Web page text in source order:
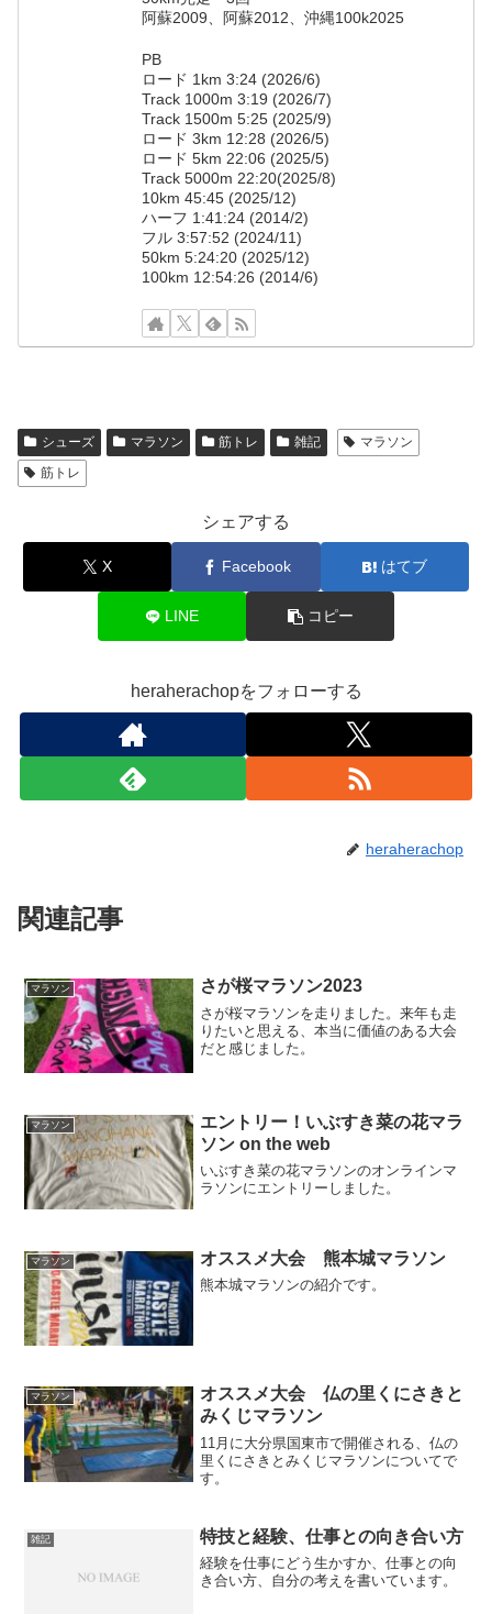
阿蘇2009、阿蘇2012、沖縄100k2025
PB
ロード 1km 3:24 (2026/6)
Track 1000m 3:19 (2026/7)
Track 1500m 5:25 (2025/9)
ロード 3km 12:28 (2026/5)
ロード 5km 22:06 (2025/5)
Track 5000m 22:20(2025/8)
10km 45:45 (2025/12)
ハーフ 1:41:24 (2014/2)
フル 3:57:52 (2024/11)
50km 5:24:20 (2025/12)
100km 12:54:26 (2014/6)
シューズ マラソン 筋トレ 雑記
マラソン
筋トレ
シェアする
X Facebook はてブ
LINE コピー
heraherachopをフォローする
heraherachop
関連記事
マラソン さが桜マラソン2023
さが桜マラソンを走りました。来年も走
りたいと思える、本当に価値のある大会
だと感じました。
マラソン
エントリー！いぶすき菜の花マラ
ソン on the web
いぶすき菜の花マラソンのオンラインマ
ラソンにエントリーしました。
マラソン オススメ大会 熊本城マラソン
熊本城マラソンの紹介です。
マラソン
オススメ大会 仏の里くにさきと
みくじマラソン
11月に大分県国東市で開催される、仏の
里くにさきとみくじマラソンについてで
す。
雑記 特技と経験、仕事との向き合い方
経験を仕事にどう生かすか、仕事との向
き合い方、自分の考えを書いています。